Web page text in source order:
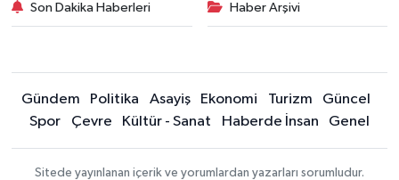
Son Dakika Haberleri Haber Arşivi
Gündem Politika Asayiş Ekonomi Turizm
Güncel
Spor
Çevre Kültür - Sanat Haberde İnsan Genel
Sitede yayınlanan içerik ve yorumlardan yazarları sorumludur.